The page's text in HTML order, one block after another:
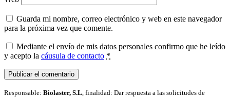
Guarda mi nombre, correo electrónico y web en este navegador
para la próxima vez que comente.
Mediante el envío de mis datos personales confirmo que he leído
y acepto la cáusula de contacto *
Responsable: Biolaster, S.L , finalidad: Dar respuesta a las solicitudes de